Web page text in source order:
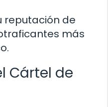
reputación de
más
Cártel de